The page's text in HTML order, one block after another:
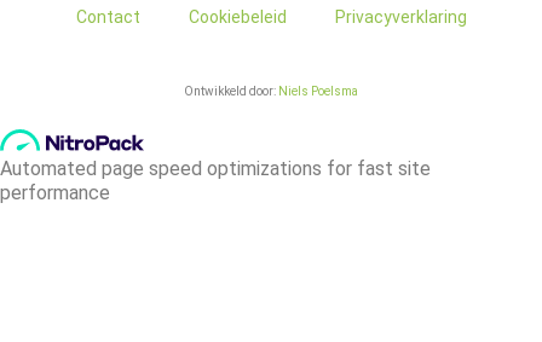
Contact Cookiebeleid Privacyverklaring
Ontwikkeld door: Niels Poelsma